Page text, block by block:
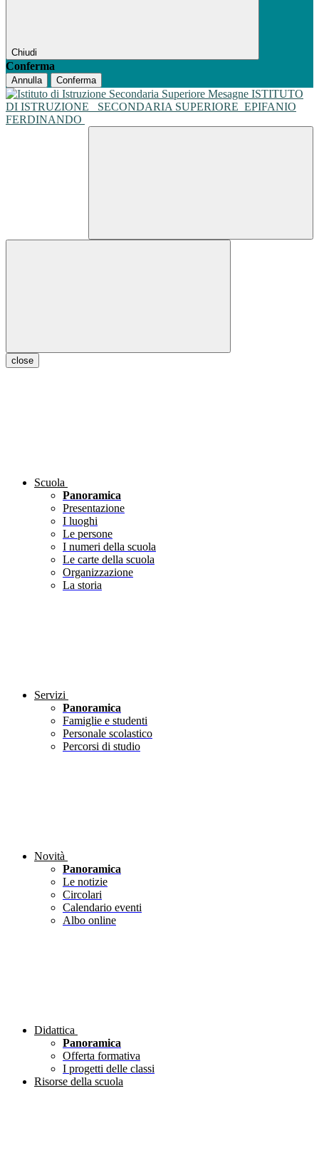
Chiudi
Conferma
Annulla Conferma
ISTITUTO
DI ISTRUZIONE
SECONDARIA SUPERIORE EPIFANIO
FERDINANDO
close
Scuola
Panoramica
Presentazione
I luoghi
Le persone
I numeri della scuola
Le carte della scuola
Organizzazione
La storia
Servizi
Panoramica
Famiglie e studenti
Personale scolastico
Percorsi di studio
Novità
Panoramica
Le notizie
Circolari
Calendario eventi
Albo online
Didattica
Panoramica
Offerta formativa
I progetti delle classi
Risorse della scuola